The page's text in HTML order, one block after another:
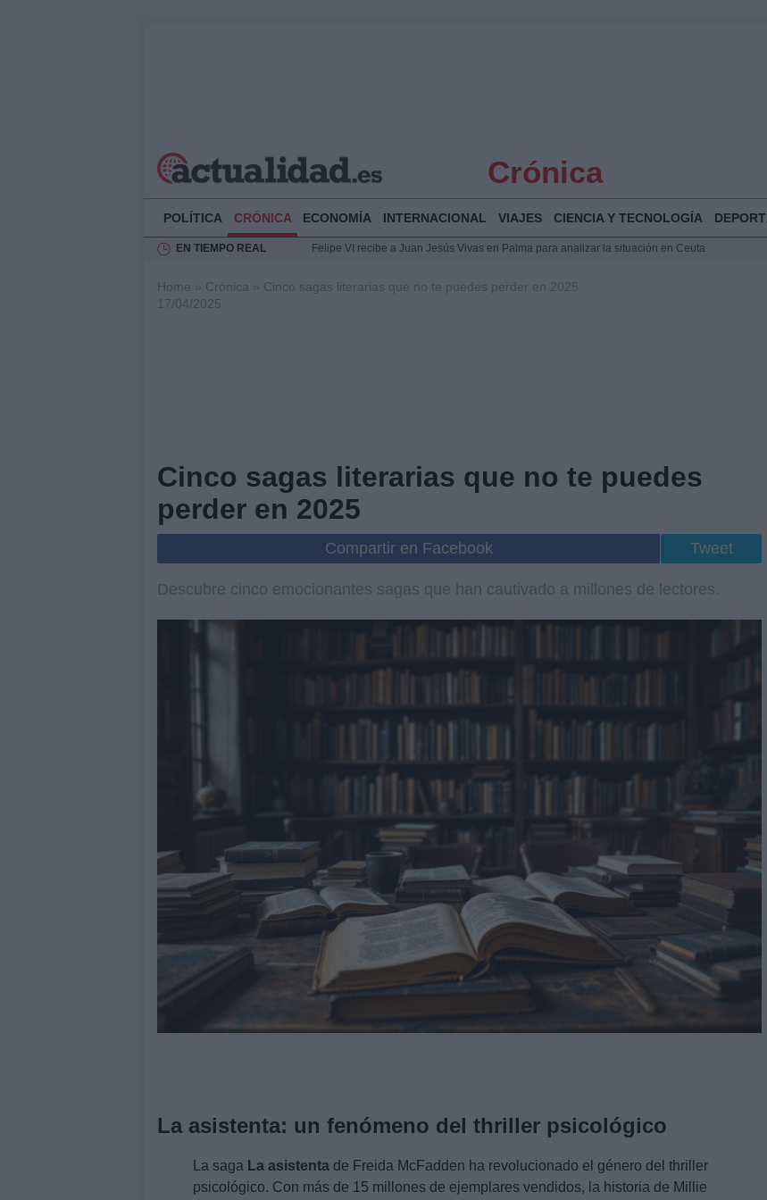
Crónica
POLÍTICA CRÓNICA ECONOMÍA INTERNACIONAL VIAJES CIENCIA Y TECNOLOGÍA
EN TIEMPO REAL
Felipe VI recibe a Juan Jesús Vivas en Palma para analizar la situación en Ceuta
Impacto económico y humanitario en Ceuta tras la llegada masiva de migrantes
Home » Crónica » Cinco sagas literarias que no te puedes perder en 2025
17/04/2025
Cinco sagas literarias que no te puedes
perder en 2025
Compartir en Facebook Tweet
Descubre cinco emocionantes sagas que han cautivado a millones de lectores.
La asistenta: un fenómeno del thriller psicológico
La saga La asistenta de Freida McFadden ha revolucionado el género del thriller
psicológico. Con más de 15 millones de ejemplares vendidos, la historia de Millie